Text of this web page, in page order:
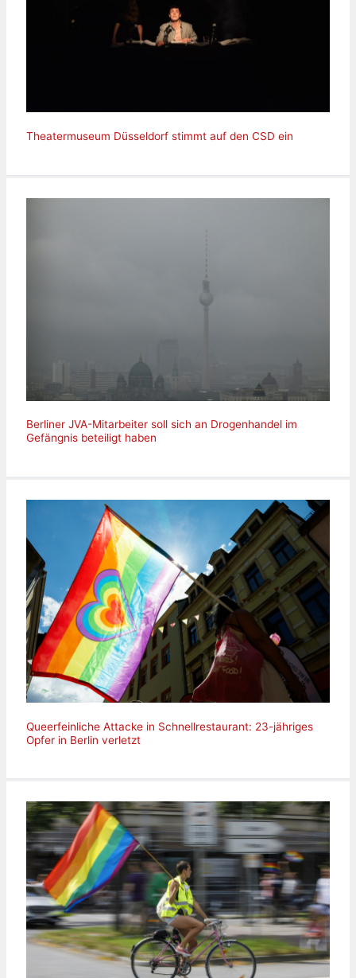
Theatermuseum Düsseldorf stimmt auf den CSD ein
Berliner JVA-Mitarbeiter soll sich an Drogenhandel im
Gefängnis beteiligt haben
Queerfeinliche Attacke in Schnellrestaurant: 23-jähriges
Opfer in Berlin verletzt